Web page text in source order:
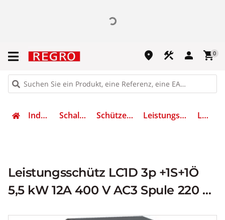
place construction person shopping_cart0
Industrietechnik Schalten & Schützen Schütze und Motorschutz Leistungsschütz, AC-schaltend LC1D123M7
Leistungsschütz LC1D 3p +1S+1Ö
5,5 kW 12A 400 V AC3 Spule 220 V